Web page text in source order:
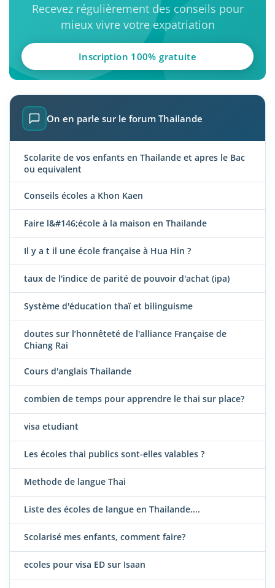
Recevez régulièrement des conseils pour
mieux vivre votre expatriation
Inscription 100% gratuite
On en parle sur le forum Thailande
Scolarite de vos enfants en Thailande et apres le Bac
ou equivalent
Conseils écoles a Khon Kaen
Faire l&#146;école à la maison en Thailande
Il y a t il une école française à Hua Hin ?
taux de l'indice de parité de pouvoir d'achat (ipa)
Système d'éducation thaï et bilinguisme
doutes sur l’honnêteté de l'alliance Française de
Chiang Rai
Cours d'anglais Thailande
combien de temps pour apprendre le thai sur place?
visa etudiant
Les écoles thai publics sont-elles valables ?
Methode de langue Thai
Liste des écoles de langue en Thailande....
Scolarisé mes enfants, comment faire?
ecoles pour visa ED sur Isaan